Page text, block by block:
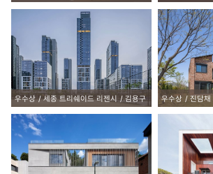
우수상 세종 트리쉐이드 리젠시 김용구 우수상 진담채